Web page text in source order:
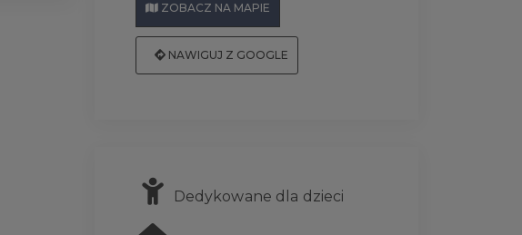
ZOBACZ NA MAPIE
NAWIGUJ Z GOOGLE
Dedykowane dla dzieci